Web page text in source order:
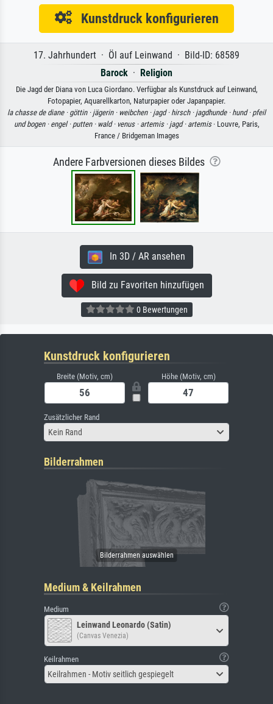
Kunstdruck konfigurieren
17. Jahrhundert · Öl auf Leinwand · Bild-ID: 68589
Barock · Religion
Die Jagd der Diana von Luca Giordano. Verfügbar als Kunstdruck auf Leinwand,
Fotopapier, Aquarellkarton, Naturpapier oder Japanpapier.
la chasse de diane · göttin · jägerin · weibchen · jagd · hirsch · jagdhunde · hund · pfeil
und bogen · engel · putten · wald · venus · artemis · jagd · artemis· Louvre, Paris,
France / Bridgeman Images
Andere Farbversionen dieses Bildes
In 3D / AR ansehen
Bild zu Favoriten hinzufügen
0 Bewertungen
Kunstdruck konfigurieren
Breite (Motiv, cm) Höhe (Motiv, cm)
Zusätzlicher Rand
Kein Rand
Bilderrahmen
Medium & Keilrahmen
Medium
Leinwand Leonardo (Satin)
(Canvas Venezia)
Keilrahmen
Keilrahmen - Motiv seitlich gespiegelt